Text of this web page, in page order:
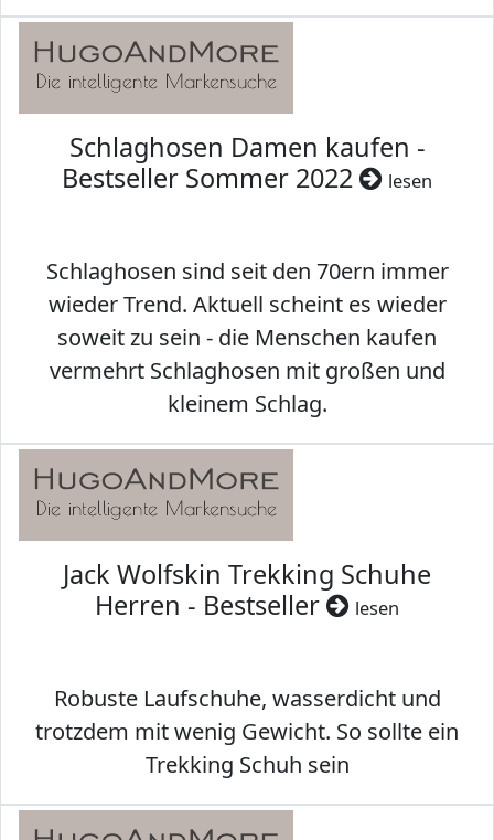
Schlaghosen Damen kaufen -
Bestseller Sommer 2022
lesen
Schlaghosen sind seit den 70ern immer
wieder Trend. Aktuell scheint es wieder
soweit zu sein - die Menschen kaufen
vermehrt Schlaghosen mit großen und
kleinem Schlag.
Jack Wolfskin Trekking Schuhe
Herren - Bestseller
lesen
Robuste Laufschuhe, wasserdicht und
trotzdem mit wenig Gewicht. So sollte ein
Trekking Schuh sein